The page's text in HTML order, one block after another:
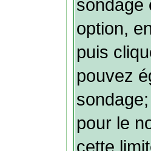
sondage
option,
puis
pouvez
pour le
cette